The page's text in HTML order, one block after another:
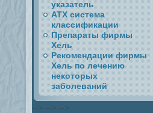
указатель
АТХ система
классификации
Препараты фирмы
Хель
Рекомендации фирмы
Хель по лечению
некоторых
заболеваний
--> --> -->